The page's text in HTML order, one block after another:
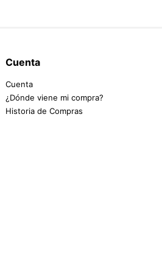
Cuenta
Cuenta
¿Dónde viene mi compra?
Historia de Compras